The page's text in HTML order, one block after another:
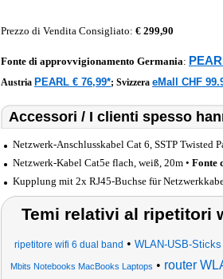
Prezzo di Vendita Consigliato: € 299,90
Fonte di approvvigionamento Germania:
Austria PEARL € 76,99*; Svizzera eMall CHF
Accessori / I clienti spesso
Netzwerk-Anschlusskabel Cat 6, SSTP Twisted
Netzwerk-Kabel Cat5e flach, weiß, 20m • Fonte
Kupplung mit 2x RJ45-Buchse für
Temi relativi al ripetitori
ripetitore wifi 6 dual band • WLAN-USB-
Mbits Notebooks MacBooks Laptops • router